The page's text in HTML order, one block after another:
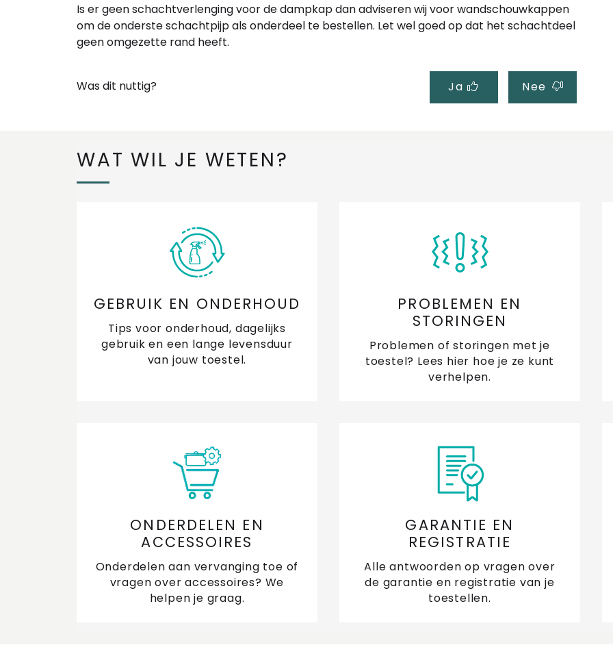
Is er geen schachtverlenging voor de dampkap dan adviseren wij voor wandschouwkappen
om de onderste schachtpijp als onderdeel te bestellen. Let wel goed op dat het schachtdeel
geen omgezette rand heeft.
Was dit nuttig? Ja Nee
WAT WIL JE WETEN?
GEBRUIK EN ONDERHOUD
Tips voor onderhoud, dagelijks
gebruik en een lange levensduur
van jouw toestel.
PROBLEMEN EN
STORINGEN
Problemen of storingen met je
toestel? Lees hier hoe je ze kunt
verhelpen.
ONDERDELEN EN
ACCESSOIRES
Onderdelen aan vervanging toe of
vragen over accessoires? We
helpen je graag.
GARANTIE EN
REGISTRATIE
Alle antwoorden op vragen over
de garantie en registratie van je
toestellen.